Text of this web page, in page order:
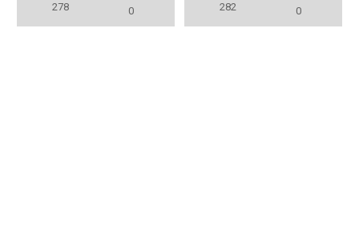
278
0
282
0